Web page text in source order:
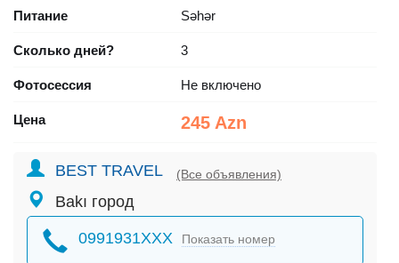
Питание Səhər
Сколько дней? 3
Фотосессия Не включено
Цена 245 Azn
BEST TRAVEL (Все объявления)
Bakı город
0991931XXX Показать номер